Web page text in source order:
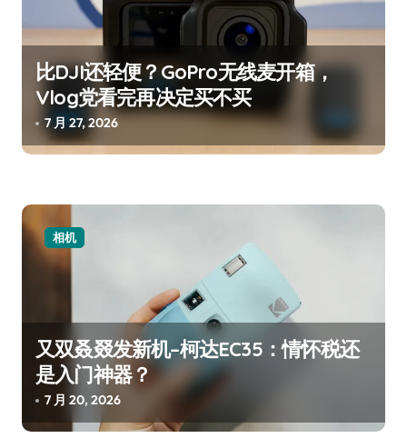
比DJI还轻便？GoPro无线麦开箱，
Vlog党看完再决定买不买
7 月 27, 2026
相机
又双叒叕发新机–柯达EC35：情怀税还
是入门神器？
7 月 20, 2026